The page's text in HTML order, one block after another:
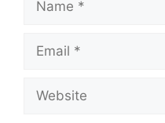
Email
Website